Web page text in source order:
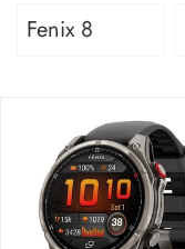
Fenix 8